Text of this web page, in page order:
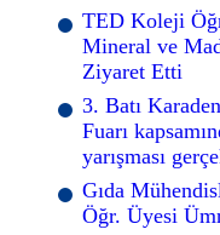
TED Koleji
Mineral ve
Ziyaret Etti
3. Batı
Fuarı
yarışması
Gıda
Öğr. Üyesi